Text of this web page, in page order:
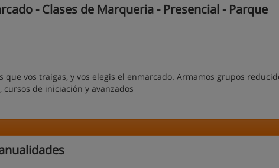
- Clases de Marqueria - Presencial - Parque
vos traigas, y vos elegis el enmarcado. Armamos grupos
de iniciación y avanzados